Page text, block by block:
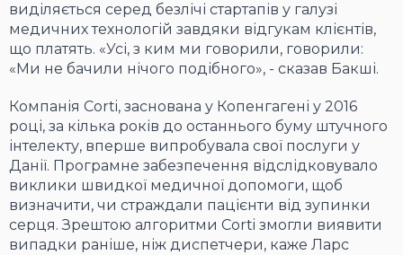
виділяється серед безлічі стартапів у галузі
медичних технологій завдяки відгукам клієнтів,
що платять. «Усі, з ким ми говорили, говорили:
«Ми не бачили нічого подібного», - сказав Бакші.
Компанія Corti, заснована у Копенгагені у 2016
році, за кілька років до останнього буму штучного
інтелекту, вперше випробувала свої послуги у
Данії. Програмне забезпечення відслідковувало
виклики швидкої медичної допомоги, щоб
визначити, чи страждали пацієнти від зупинки
серця. Зрештою алгоритми Corti змогли виявити
випадки раніше, ніж диспетчери, каже Ларс